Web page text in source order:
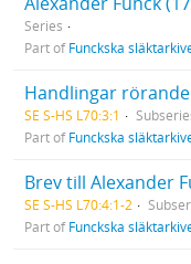
Series
Part ofFunckska
SE S-HS L70:3:1
Part ofFunckska
Brev till Alexander
SE S-HS L70:4:1-2
Part ofFunckska